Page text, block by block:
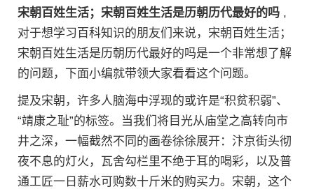
宋朝百姓生活；宋朝百姓生活是历朝历代最好的吗 ,
对于想学习百科知识的朋友们来说，宋朝百姓生活；
宋朝百姓生活是历朝历代最好的吗是一个非常想了解
的问题，下面小编就带领大家看看这个问题。
提及宋朝，许多人脑海中浮现的或许是“积贫积弱”、
“靖康之耻”的标签。当我们将目光从庙堂之高转向市
井之深，一幅截然不同的画卷徐徐展开：汴京街头彻
夜不息的灯火，瓦舍勾栏里不绝于耳的喝彩，以及普
通工匠一日薪水可购数十斤米的购买力。宋朝，这个